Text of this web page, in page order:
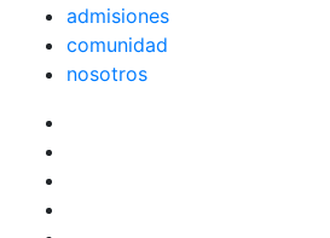
admisiones
comunidad
nosotros